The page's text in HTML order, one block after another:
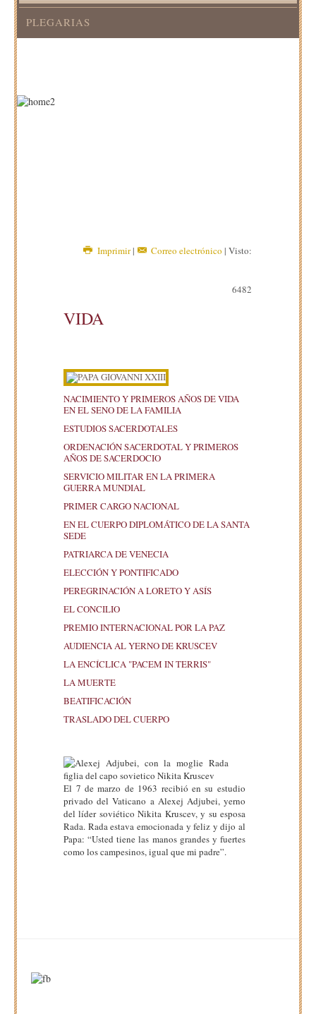
PLEGARIAS
Imprimir| Correo electrónico | Visto:
6482
VIDA
NACIMIENTO Y PRIMEROS AÑOS DE VIDA
EN EL SENO DE LA FAMILIA
ESTUDIOS SACERDOTALES
ORDENACIÓN SACERDOTAL Y PRIMEROS
AÑOS DE SACERDOCIO
SERVICIO MILITAR EN LA PRIMERA
GUERRA MUNDIAL
PRIMER CARGO NACIONAL
EN EL CUERPO DIPLOMÁTICO DE LA SANTA
SEDE
PATRIARCA DE VENECIA
ELECCIÓN Y PONTIFICADO
PEREGRINACIÓN A LORETO Y ASÍS
EL CONCILIO
PREMIO INTERNACIONAL POR LA PAZ
AUDIENCIA AL YERNO DE KRUSCEV
LA ENCÍCLICA "PACEM IN TERRIS"
LA MUERTE
BEATIFICACIÓN
TRASLADO DEL CUERPO
El 7 de marzo de 1963 recibió en su estudio
privado del Vaticano a Alexej Adjubei, yerno
del líder soviético Nikita Kruscev, y su esposa
Rada. Rada estava emocionada y feliz y dijo al
Papa: “Usted tiene las manos grandes y fuertes
como los campesinos, igual que mi padre”.